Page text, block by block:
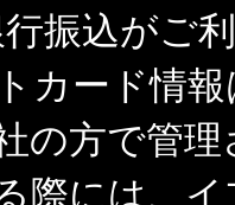
振込がご
カード情
の方で管
際には、